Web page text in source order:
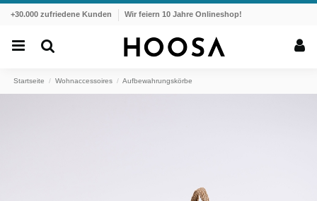
+30.000 zufriedene Kunden Wir feiern 10 Jahre Onlineshop!
Startseite Wohnaccessoires Aufbewahrungskörbe